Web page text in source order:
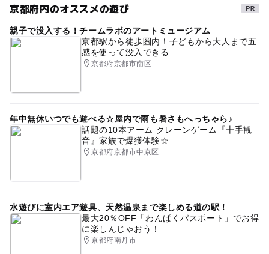
京都府内のオススメの遊び
親子で没入する！チームラボのアートミュージアム
京都駅から徒歩圏内！子どもから大人まで五
感を使って没入できる
京都府京都市南区
年中無休いつでも遊べる☆屋内で雨も暑さもへっちゃら♪
話題の10本アーム クレーンゲーム『十手観
音』家族で爆獲体験☆
京都府京都市中京区
水遊びに室内エア遊具、天然温泉まで楽しめる道の駅！
最大20％OFF「わんぱくパスポート」でお得
に楽しんじゃおう！
京都府南丹市